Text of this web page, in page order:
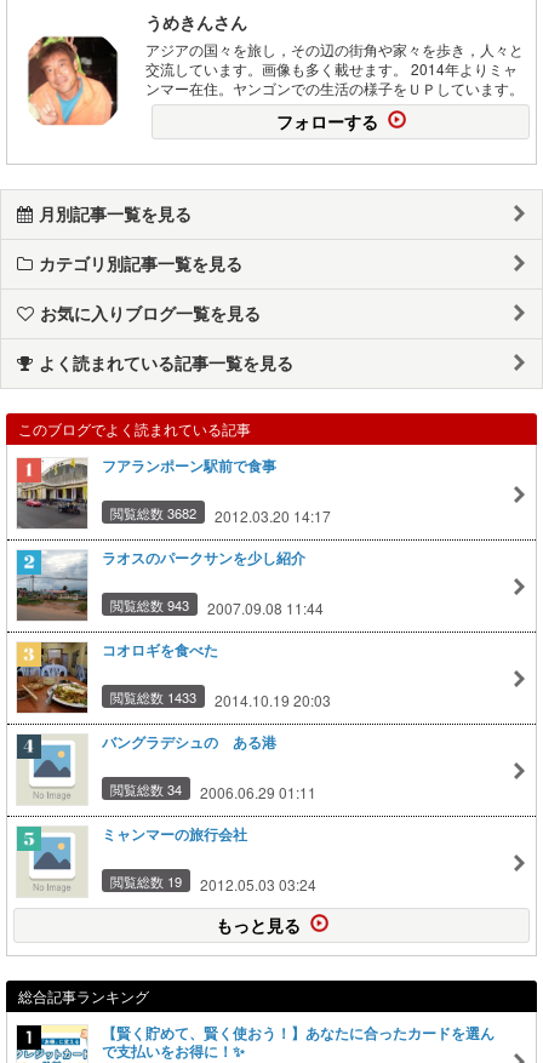
うめきんさん
アジアの国々を旅し，その辺の街角や家々を歩き，人々と
交流しています。画像も多く載せます。 2014年よりミャ
ンマー在住。ヤンゴンでの生活の様子をＵＰしています。
フォローする
月別記事一覧を見る
カテゴリ別記事一覧を見る
お気に入りブログ一覧を見る
よく読まれている記事一覧を見る
このブログでよく読まれている記事
フアランポーン駅前で食事
閲覧総数 3682 2012.03.20 14:17
ラオスのパークサンを少し紹介
閲覧総数 943 2007.09.08 11:44
コオロギを食べた
閲覧総数 1433 2014.10.19 20:03
バングラデシュの ある港
閲覧総数 34 2006.06.29 01:11
ミャンマーの旅行会社
閲覧総数 19 2012.05.03 03:24
もっと見る
総合記事ランキング
【賢く貯めて、賢く使おう！】あなたに合ったカードを選ん
で支払いをお得に！✨